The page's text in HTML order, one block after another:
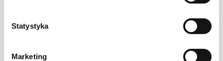
Statystyka
Marketing